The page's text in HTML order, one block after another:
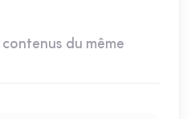
du même